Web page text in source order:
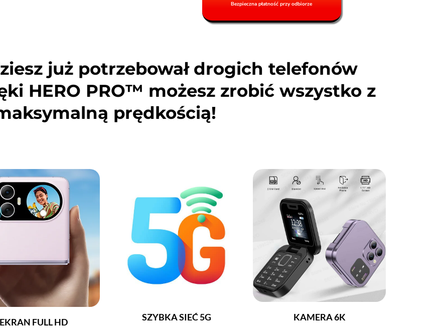
Bezpieczna płatność przy odbiorze
już potrzebował drogich telefonów
HERO PRO™ możesz zrobić wszystko z
prędkością!
EKRAN FULL HD
SZYBKA SIEĆ 5G
KAMERA 6K